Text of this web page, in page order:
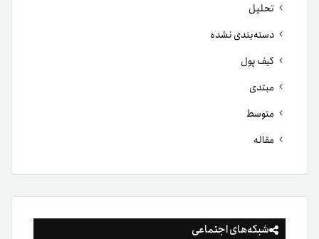
تحلیل
دسته‌بندی نشده
کیف پول
مبتدی
متوسط
مقاله
شبکه‌های اجتماعی